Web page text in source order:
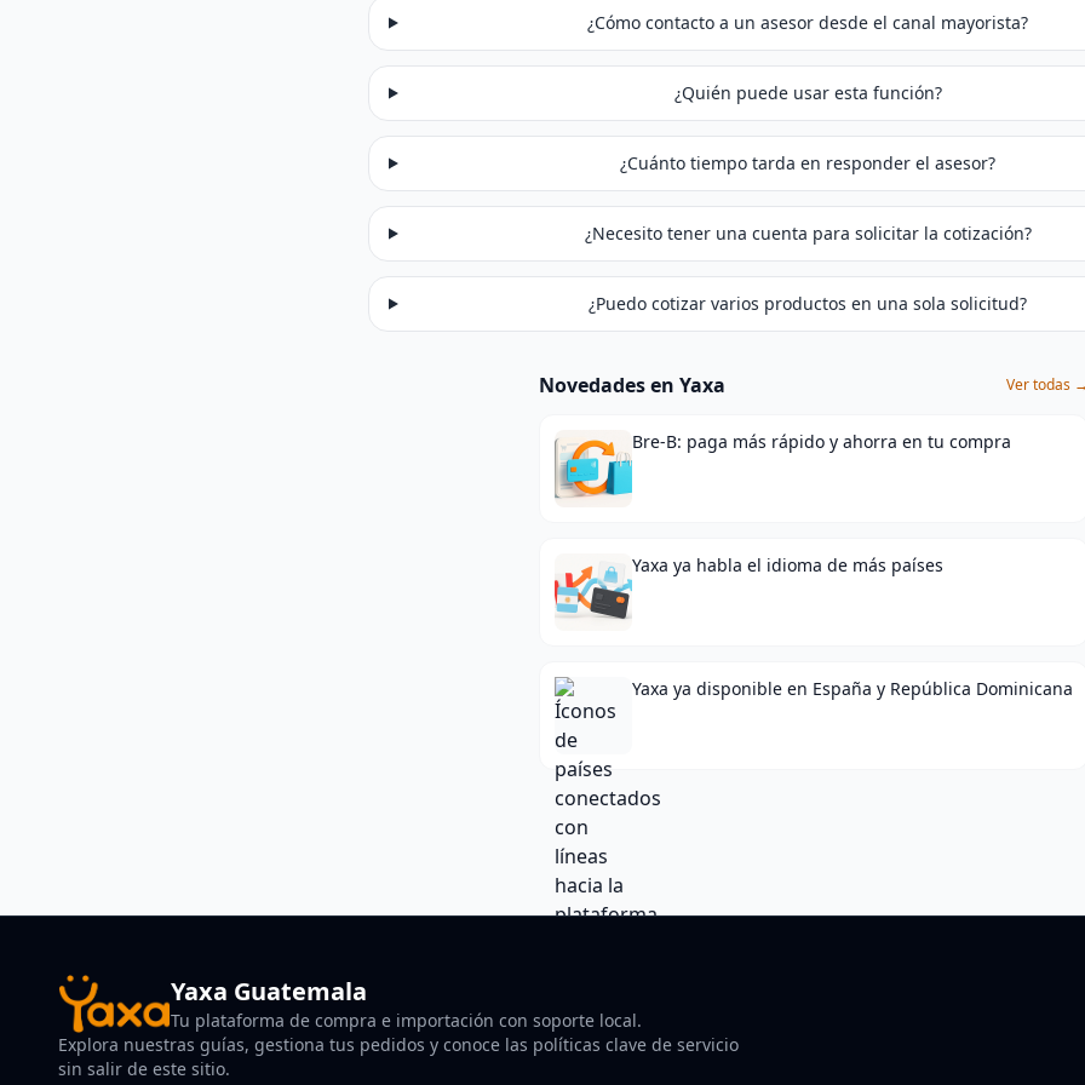
¿Cómo contacto a un asesor desde el canal mayorista?
¿Quién puede usar esta función?
¿Cuánto tiempo tarda en responder el asesor?
¿Necesito tener una cuenta para solicitar la cotización?
¿Puedo cotizar varios productos en una sola solicitud?
Novedades en Yaxa Ver todas
Bre-B: paga más rápido y ahorra en tu compra
Yaxa ya habla el idioma de más países
Yaxa ya disponible en España y República Dominicana
Yaxa Guatemala
Tu plataforma de compra e importación con soporte local.
Explora nuestras guías, gestiona tus pedidos y conoce las políticas clave de servicio
sin salir de este sitio.